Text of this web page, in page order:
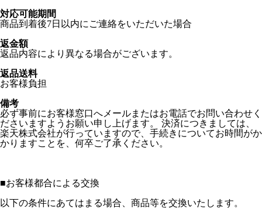
対応可能期間
商品到着後7日以内にご連絡をいただいた場合
返金額
返品内容により異なる場合がございます。
返品送料
お客様負担
備考
必ず事前にお客様窓口へメールまたはお電話でお問い合わせく
ださいますようお願い申し上げます。 決済につきましては、
楽天株式会社が行っていますので、手続きについてお時間がか
かりますことを、何卒ご了承ください。
■お客様都合による交換
以下の条件にあてはまる場合、商品等を交換いたします。